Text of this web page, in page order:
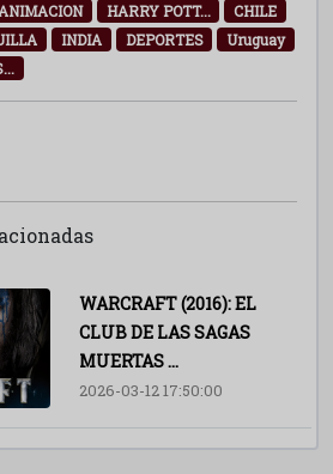
HARRY POTT...
CHILE
INDIA DEPORTES
Uruguay
WARCRAFT (2016): EL
CLUB DE LAS SAGAS
MUERTAS ...
2026-03-12 17:50:00